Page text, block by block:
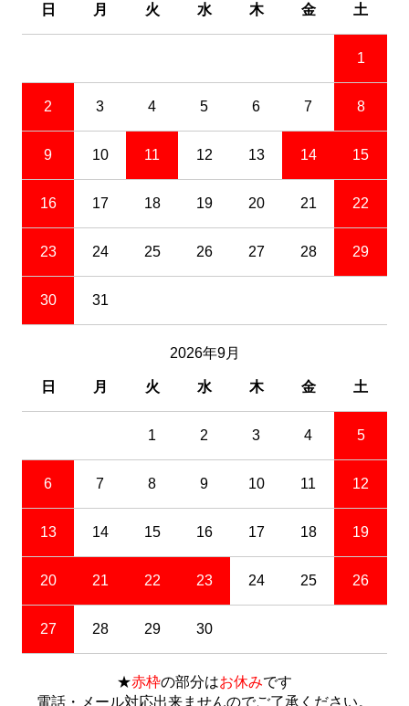
日 月 火 水 木 金 土
1
2 3 4 5 6 7 8
9 10 11 12 13 14 15
16 17 18 19 20 21 22
23 24 25 26 27 28 29
30 31
2026年9月
日 月 火 水 木 金 土
1 2 3 4 5
6 7 8 9 10 11 12
13 14 15 16 17 18 19
20 21 22 23 24 25 26
27 28 29 30
★赤枠の部分はお休みです
電話・メール対応出来ませんのでご了承ください。